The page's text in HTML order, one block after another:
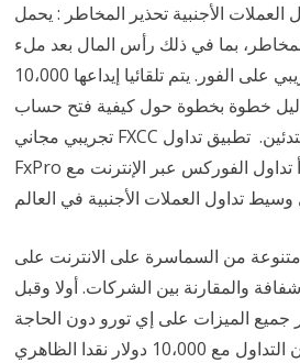
الأجنبية تحذير المخاطر : يحمل
بما في ذلك رأس المال بعد ملء
المعلومات بشكل صحيح، سيتم إعطاء مقدم الطلب حساب تجريبي على الفور. يتم تلقائيا إيداعها 10،000
دليل خطوة بخطوة حول كيفية فتح حساب
تجريبي مجاني FXCC للمبتدئين. ️ تطبيق تداول iOS و Android قابل للتنزيل. واجهة تداول سهلة للغاية. تقدم
FxPro عقود الفروقات على أزواج العملات وخمس فئات أصول أخرى. ابدأ تداول الفوركس عبر الإنترنت مع
من السماسرة على الانترنت على
والمقارنة بين الشركات. أولا وقبل
الميزات على إي تورو دون الحاجة
إلى المخاطرة بأي الحقيقي المال. وكبديل لذلك، سوف يكون التداول مع 10،000 دولار نقدا الظاهري